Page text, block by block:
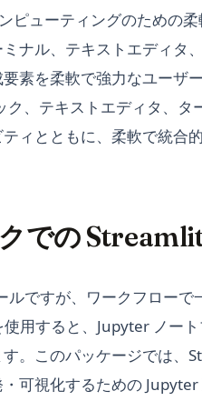
ピューティングのための
ナル、テキストエディタ
素を柔軟で強力なユーザ
、テキストエディタ、タ
ィとともに、柔軟で統合
での
ですが、ワークフローで
tab)
用すると、Jupyter ノー
。このパッケージでは、
可視化するための